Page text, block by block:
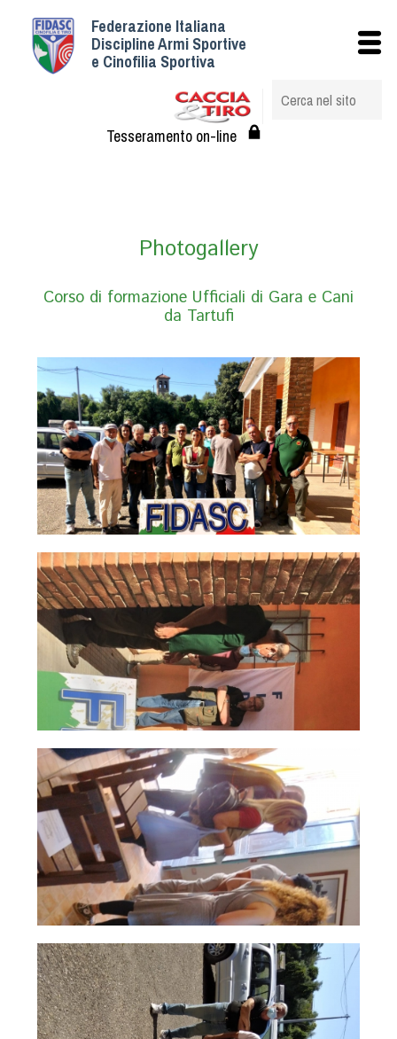
Federazione Italiana
Discipline Armi Sportive
e Cinofilia Sportiva
Tesseramento on-line
Photogallery
Corso di formazione Ufficiali di Gara e Cani
da Tartufi
Istituzionale
Struttura
Albo Veterinari federali
Circolari
Federazione Trasparente
Assicurazione
Convenzioni
Tesserati
Albo Fornitori
Referenti e gruppi di lavoro regionali
Scuole Federali
Tecnici
Direttori di Gara
Formazione
Calendario Manifestazioni
Organi di Giustizia - Dispositivi
Modelli e moduli
Albo Atleti Cinofili
Guida Locandine Ufficiali
Tiro di Campagna
English e Training Sporting
Tiro a Palla
Tiro con l'arco da caccia
Field Target
Paintball
Softair